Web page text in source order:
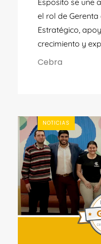
el rol de
Estratégico,
crecimiento y
Cebra
NOTICIAS